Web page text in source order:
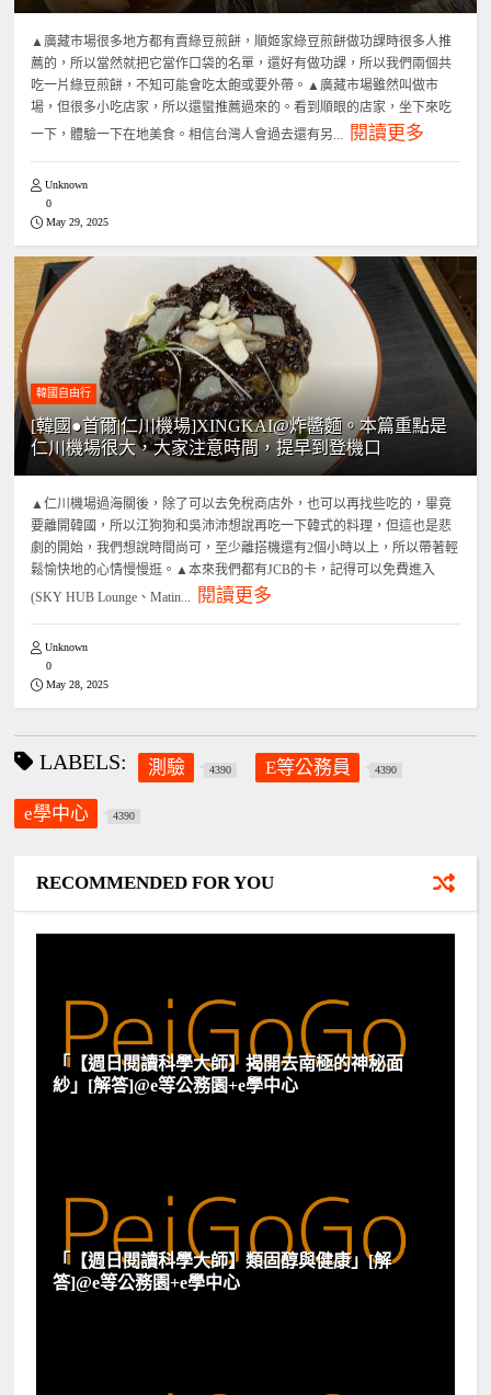
▲廣藏市場很多地方都有賣綠豆煎餅，順姬家綠豆煎餅做功課時很多人推
薦的，所以當然就把它當作口袋的名單，還好有做功課，所以我們兩個共
吃一片綠豆煎餅，不知可能會吃太飽或要外帶。▲廣藏市場雖然叫做市
場，但很多小吃店家，所以還蠻推薦過來的。看到順眼的店家，坐下來吃
一下，體驗一下在地美食。相信台灣人會過去還有另...
閱讀更多
Unknown
0
May 29, 2025
韓國自由行
[韓國●首爾|仁川機場]XINGKAI@炸醬麵。本篇重點是
仁川機場很大，大家注意時間，提早到登機口
▲仁川機場過海關後，除了可以去免稅商店外，也可以再找些吃的，畢竟
要離開韓國，所以江狗狗和吳沛沛想說再吃一下韓式的料理，但這也是悲
劇的開始，我們想說時間尚可，至少離搭機還有2個小時以上，所以帶著輕
鬆愉快地的心情慢慢逛。▲本來我們都有JCB的卡，記得可以免費進入
(SKY HUB Lounge、Matin...
閱讀更多
Unknown
0
May 28, 2025
LABELS: 測驗 4390 E等公務員 4390
e學中心 4390
RECOMMENDED FOR YOU
「【週日閱讀科學大師】揭開去南極的神秘面
紗」[解答]@e等公務園+e學中心
「【週日閱讀科學大師】類固醇與健康」[解
答]@e等公務園+e學中心